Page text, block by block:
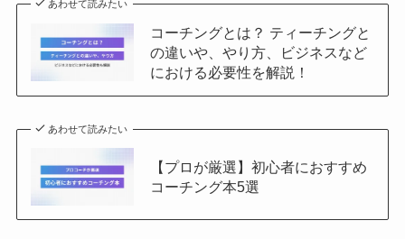
あわせて読みたい
コーチングとは？ ティーチングと
の違いや、やり方、ビジネスなど
における必要性を解説！
あわせて読みたい
【プロが厳選】初心者におすすめ
コーチング本5選